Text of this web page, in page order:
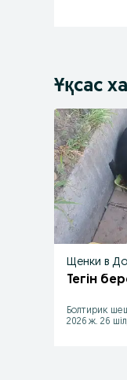
Ұқсас
Щенки в
Тегін
Болтирик
2026 ж. 26